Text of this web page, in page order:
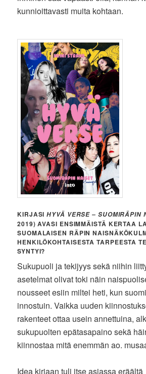
kunnioittavasti muita kohtaan.
KIRJASIHYVÄ VERSE – SUOMIRÄPIN
2019) AVASI ENSIMMÄISTÄ KERTAA
SUOMALAISEN RÄPIN
HENKILÖKOHTAISESTA TARPEESTA
SYNTYI?
Sukupuoli ja tekijyys sekä niihin
asetelmat olivat toki näin
nousseet esiin miltei heti, kun
innostuin. Vaikka uuden
rakenteet ottaa usein annettuina,
sukupuolten epätasapaino sekä
kiinnostaa mitä enemmän ao.
Idea kirjaan tuli itse asiassa eräältä